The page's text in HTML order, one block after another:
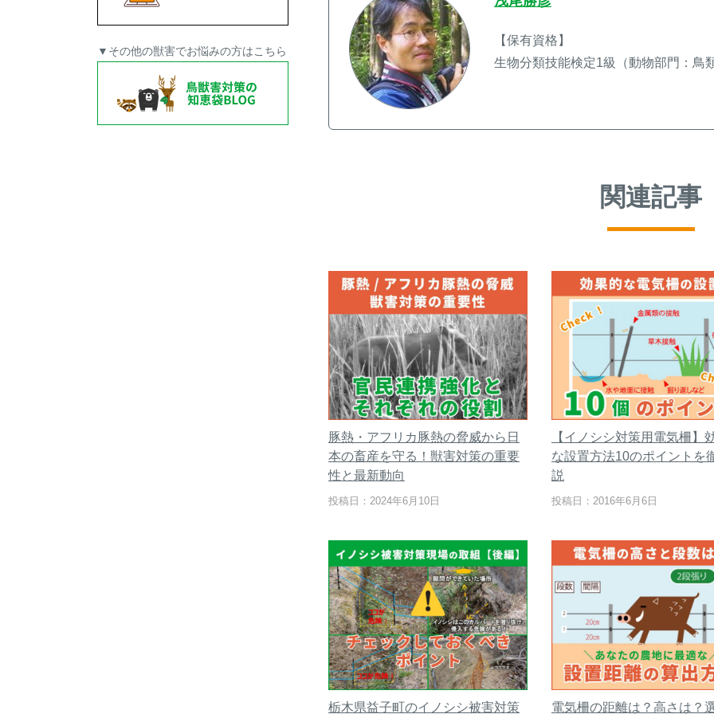
▼その他の獣害でお悩みの方はこちら
【保有資格】
生物分類技能検定1級（動物部門：鳥
関連記事
豚熱・アフリカ豚熱の脅威から日
本の畜産を守る！獣害対策の重要
性と最新動向
投稿日：2024年6月10日
【イノシシ対策用電気柵】
な設置方法10のポイントを
説
投稿日：2016年6月6日
栃木県益子町のイノシシ被害対策 電気柵の距離は？高さは？